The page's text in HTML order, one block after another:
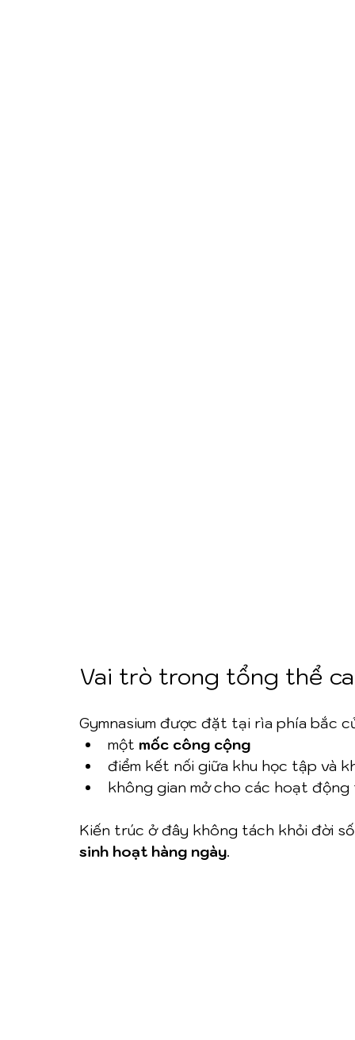
Vai trò trong tổng thể
Gymnasium được đặt tại rìa phía bắc
một mốc công cộng
điểm kết nối giữa khu học tập và
không gian mở cho các hoạt
Kiến trúc ở đây không tách khỏi đời
sinh hoạt hàng ngày.